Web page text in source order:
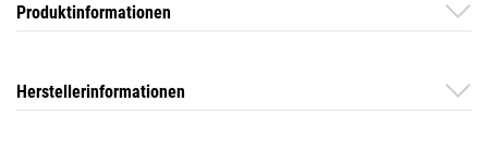
Produktinformationen
Herstellerinformationen